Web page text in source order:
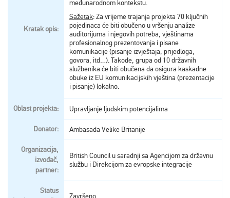
Kratak opis:
međunarodnom kontekstu.
Sažetak: Za vrijeme trajanja projekta 70 ključnih
pojedinaca će biti obučeno u vršenju analize
auditorijuma i njegovih potreba, vještinama
profesionalnog prezentovanja i pisane
komunikacije (pisanje izvještaja, prijedloga,
govora, itd…). Takođe, grupa od 10 državnih
službenika će biti obučena da osigura kaskadne
obuke iz EU komunikacijskih vještina (prezentacije
i pisanje) lokalno.
Oblast projekta: Upravljanje ljudskim potencijalima
Donator: Ambasada Velike Britanije
Organizacija,
izvođač,
partner:
British Council u saradnji sa Agencijom za državnu
službu i Direkcijom za evropske integracije
Status
Završeno